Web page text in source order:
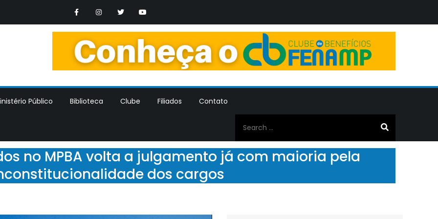
Trabalhadores dos Ministerios Publicos Estaduais
Público Biblioteca Clube Filiados
Contato
for:
no MPBA volta a julgamento já com maioria pela
dos cargos